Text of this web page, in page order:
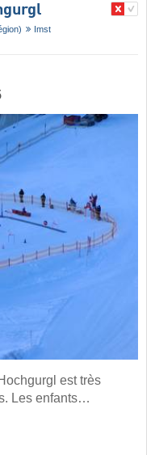
Imst
est très
Les enfants…